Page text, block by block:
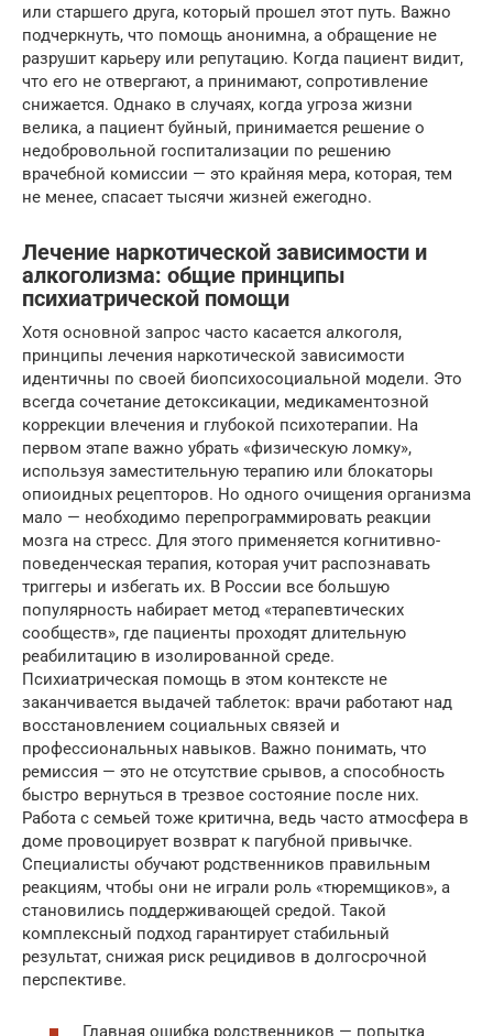
или старшего друга, который прошел этот путь. Важно
подчеркнуть, что помощь анонимна, а обращение не
разрушит карьеру или репутацию. Когда пациент видит,
что его не отвергают, а принимают, сопротивление
снижается. Однако в случаях, когда угроза жизни
велика, а пациент буйный, принимается решение о
недобровольной госпитализации по решению
врачебной комиссии — это крайняя мера, которая, тем
не менее, спасает тысячи жизней ежегодно.
Лечение наркотической зависимости и
алкоголизма: общие принципы
психиатрической помощи
Хотя основной запрос часто касается алкоголя,
принципы лечения наркотической зависимости
идентичны по своей биопсихосоциальной модели. Это
всегда сочетание детоксикации, медикаментозной
коррекции влечения и глубокой психотерапии. На
первом этапе важно убрать «физическую ломку»,
используя заместительную терапию или блокаторы
опиоидных рецепторов. Но одного очищения организма
мало — необходимо перепрограммировать реакции
мозга на стресс. Для этого применяется когнитивно-
поведенческая терапия, которая учит распознавать
триггеры и избегать их. В России все большую
популярность набирает метод «терапевтических
сообществ», где пациенты проходят длительную
реабилитацию в изолированной среде.
Психиатрическая помощь в этом контексте не
заканчивается выдачей таблеток: врачи работают над
восстановлением социальных связей и
профессиональных навыков. Важно понимать, что
ремиссия — это не отсутствие срывов, а способность
быстро вернуться в трезвое состояние после них.
Работа с семьей тоже критична, ведь часто атмосфера в
доме провоцирует возврат к пагубной привычке.
Специалисты обучают родственников правильным
реакциям, чтобы они не играли роль «тюремщиков», а
становились поддерживающей средой. Такой
комплексный подход гарантирует стабильный
результат, снижая риск рецидивов в долгосрочной
перспективе.
Главная ошибка родственников — попытка